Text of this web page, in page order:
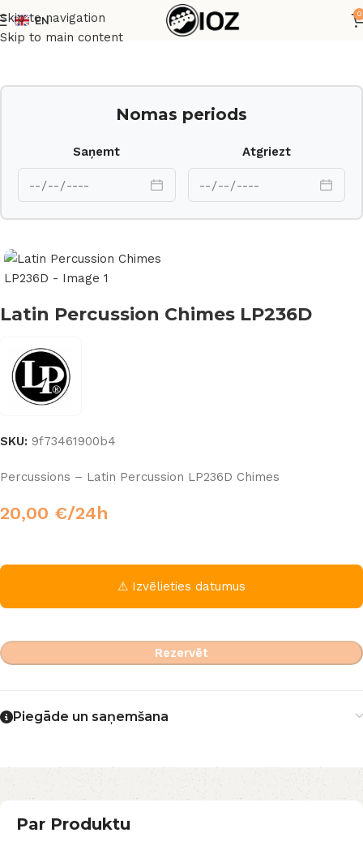
Skip to navigation
Skip to main content
EN
0
Sākums Perkusijas
Nomas periods
Saņemt Atgriezt
Latin Percussion Chimes LP236D
SKU: 9f73461900b4
Percussions – Latin Percussion LP236D Chimes
20,00 €/24h
⚠ Izvēlieties datumus
Rezervēt
Piegāde un saņemšana
Par Produktu